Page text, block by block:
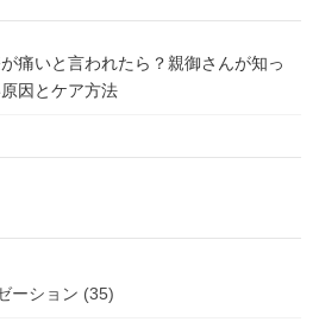
痛いと言われたら？親御さんが知っ
因とケア方法
ーション (35)